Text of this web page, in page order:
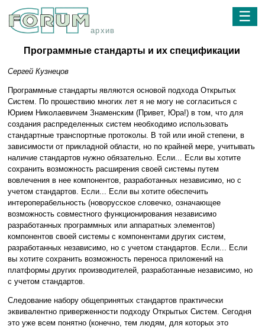
архив
☰
Программные стандарты и их спецификации
Сергей Кузнецов
Программные стандарты являются основой подхода Открытых
Систем. По прошествию многих лет я не могу не согласиться с
Юрием Николаевичем Знаменским (Привет, Юра!) в том, что для
создания распределенных систем необходимо использовать
стандартные транспортные протоколы. В той или иной степени, в
зависимости от прикладной области, но по крайней мере, учитывать
наличие стандартов нужно обязательно. Если... Если вы хотите
сохранить возможность расширения своей системы путем
вовлечения в нее компонентов, разработанных независимо, но с
учетом стандартов. Если... Если вы хотите обеспечить
интероперабельность (новорусское словечко, означающее
возможность совместного функционирования независимо
разработанных программных или аппаратных элементов)
компонентов своей системы с компонентами других систем,
разработанных независимо, но с учетом стандартов. Если... Если
вы хотите сохранить возможность переноса приложений на
платформы других производителей, разработанные независимо, но
с учетом стандартов.
Следование набору общепринятых стандартов практически
эквивалентно приверженности подходу Открытых Систем. Сегодня
это уже всем понятно (конечно, тем людям, для которых это